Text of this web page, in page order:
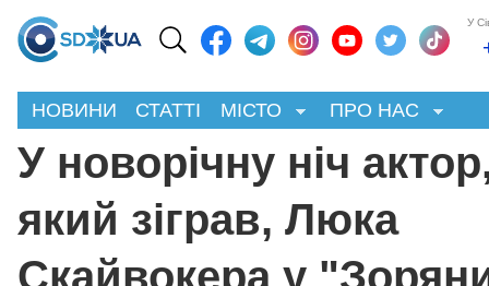
У
НОВИНИ СТАТТІ МІСТО ПРО НАС
У новорічну ніч
який зіграв, Люка
Скайвокера у